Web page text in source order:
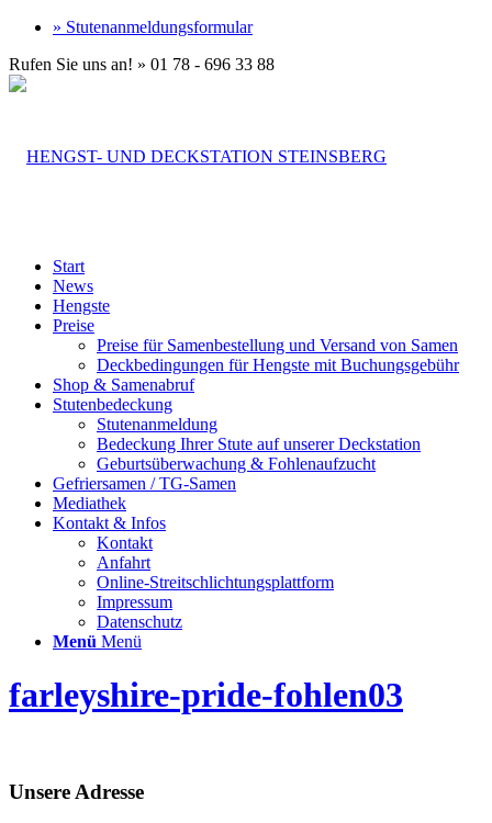
» Stutenanmeldungsformular
Rufen Sie uns an! » 01 78 - 696 33 88
Start
News
Hengste
Preise
Preise für Samenbestellung und Versand von Samen
Deckbedingungen für Hengste mit Buchungsgebühr
Shop & Samenabruf
Stutenbedeckung
Stutenanmeldung
Bedeckung Ihrer Stute auf unserer Deckstation
Geburtsüberwachung & Fohlenaufzucht
Gefriersamen / TG-Samen
Mediathek
Kontakt & Infos
Kontakt
Anfahrt
Online-Streitschlichtungsplattform
Impressum
Datenschutz
Menü Menü
farleyshire-pride-fohlen03
Unsere Adresse